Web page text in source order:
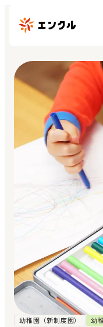
保育園・幼稚園を探
地図から探す
地域から探す
マイページ
お気に入り
見学日記
メッセージ
幼稚園（新制度園） 幼